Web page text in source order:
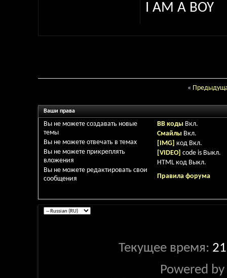
I AM A BOY
«
Ваши права
Вы не можете создавать новые
темы
Вы не можете отвечать в темах
Вы не можете прикреплять
вложения
Вы не можете редактировать свои
сообщения
BB коды Вкл.
Смайлы Вкл.
[IMG] код Вкл.
[VIDEO] code is Выкл.
HTML код Выкл.
Правила форума
Текущее время:
Powered by